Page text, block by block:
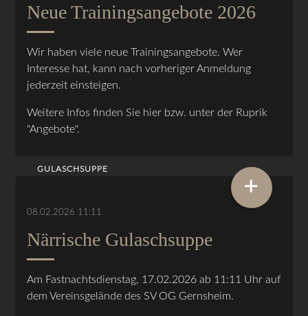
Neue Trainingsangebote 2026
Wir haben viele neue Trainingsangebote. Wer
Interesse hat, kann nach vorheriger Anmeldung
jederzeit einsteigen.
Weitere Infos finden Sie hier bzw. unter der Ruprik
"Angebote".
GULASCHSUPPE
08.02.2026 11:11
Närrische Gulaschsuppe
Am Fastnachtsdienstag, 17.02.2026 ab 11:11 Uhr auf
dem Vereinsgelände des SV OG Gernsheim.
+